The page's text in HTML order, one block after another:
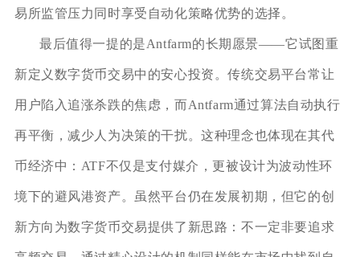
易所监管压力同时享受自动化策略优势的选择。
最后值得一提的是Antfarm的长期愿景——它试图重
新定义数字货币交易中的安心投资。传统交易平台常让
用户陷入追涨杀跌的焦虑，而Antfarm通过算法自动执行
再平衡，减少人为决策的干扰。这种理念也体现在其代
币经济中：ATF不仅是支付媒介，更被设计为波动性环
境下的避风港资产。虽然平台仍在发展初期，但它的创
新方向为数字货币交易提供了新思路：不一定非要追求